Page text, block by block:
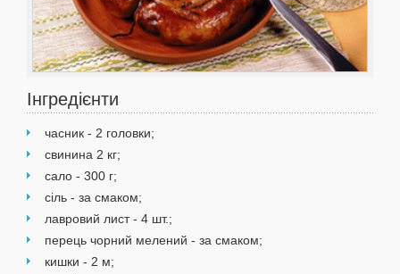
Інгредієнти
часник - 2 головки;
свинина 2 кг;
сало - 300 г;
сіль - за смаком;
лавровий лист - 4 шт.;
перець чорний мелений - за смаком;
кишки - 2 м;